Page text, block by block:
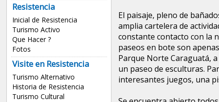
Resistencia
Inicial de Resistencia
Turismo Activo
Que Hacer ?
Fotos
Visite en Resistencia
Turismo Alternativo
Historia de Resistencia
Turismo Cultural
El paisaje, pleno de
amplia cartelera de
constante contacto con la
paseos en bote son
Parque Norte Caraguatá,
un paseo de esculturas.
interesantes juegos, una